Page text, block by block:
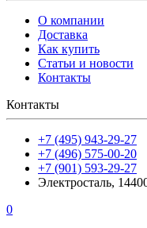
О компании
Доставка
Как купить
Статьи и новости
Контакты
Контакты
+7 (495) 943-29-27
+7 (496) 575-00-20
+7 (901) 593-29-27
Электросталь,
0